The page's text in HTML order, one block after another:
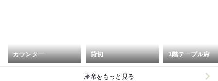
カウンター 貸切 1階テーブル席
座席をもっと見る